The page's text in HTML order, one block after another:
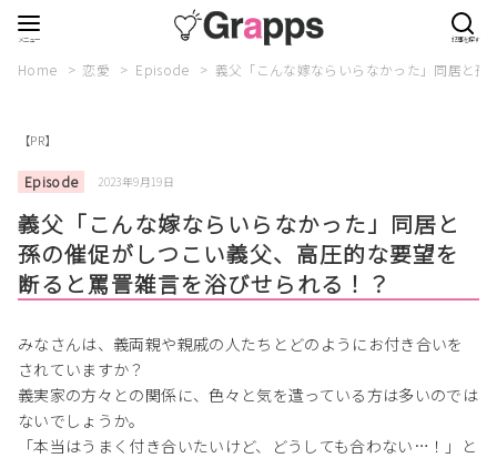
Home 恋愛 Episode 義父「こんな嫁ならいらなかった」同居と
【PR】
Episode 2023年9月19日
義父「こんな嫁ならいらなかった」同居と
孫の催促がしつこい義父、高圧的な要望を
断ると罵詈雑言を浴びせられる！？
みなさんは、義両親や親戚の人たちとどのようにお付き合いを
されていますか？
義実家の方々との関係に、色々と気を遣っている方は多いのでは
ないでしょうか。
「本当はうまく付き合いたいけど、どうしても合わない…！」と